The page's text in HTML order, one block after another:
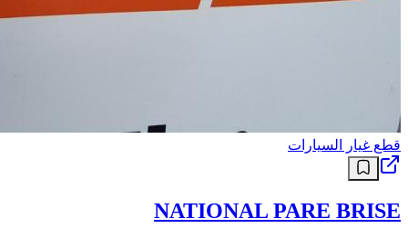
قطع غيار السيارات
NATIONAL PARE BRISE